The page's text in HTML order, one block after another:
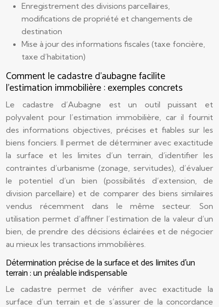
Enregistrement des divisions parcellaires,
modifications de propriété et changements de
destination
Mise à jour des informations fiscales (taxe foncière,
taxe d’habitation)
Comment le cadastre d’aubagne facilite
l’estimation immobilière : exemples concrets
Le cadastre d’Aubagne est un outil puissant et
polyvalent pour l’estimation immobilière, car il fournit
des informations objectives, précises et fiables sur les
biens fonciers. Il permet de déterminer avec exactitude
la surface et les limites d’un terrain, d’identifier les
contraintes d’urbanisme (zonage, servitudes), d’évaluer
le potentiel d’un bien (possibilités d’extension, de
division parcellaire) et de comparer des biens similaires
vendus récemment dans le même secteur. Son
utilisation permet d’affiner l’estimation de la valeur d’un
bien, de prendre des décisions éclairées et de négocier
au mieux les transactions immobilières.
Détermination précise de la surface et des limites d’un
terrain : un préalable indispensable
Le cadastre permet de vérifier avec exactitude la
surface d’un terrain et de s’assurer de la concordance